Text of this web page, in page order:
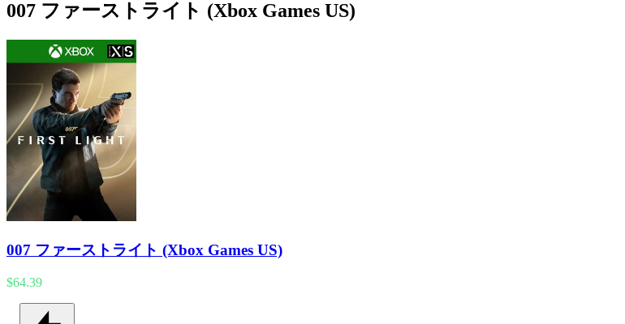
007 ファーストライト (Xbox Games US)
007 ファーストライト (Xbox Games US)
$64.39